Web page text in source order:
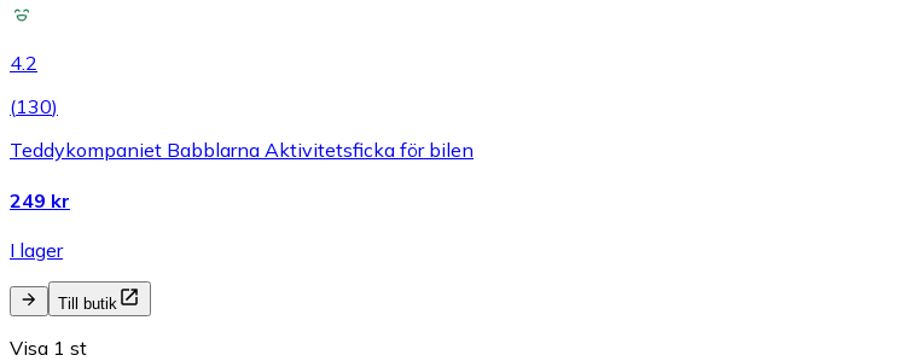
4.2
(130)
Teddykompaniet Babblarna Aktivitetsficka för bilen
249 kr
I lager
Till butik
Visa 1 st